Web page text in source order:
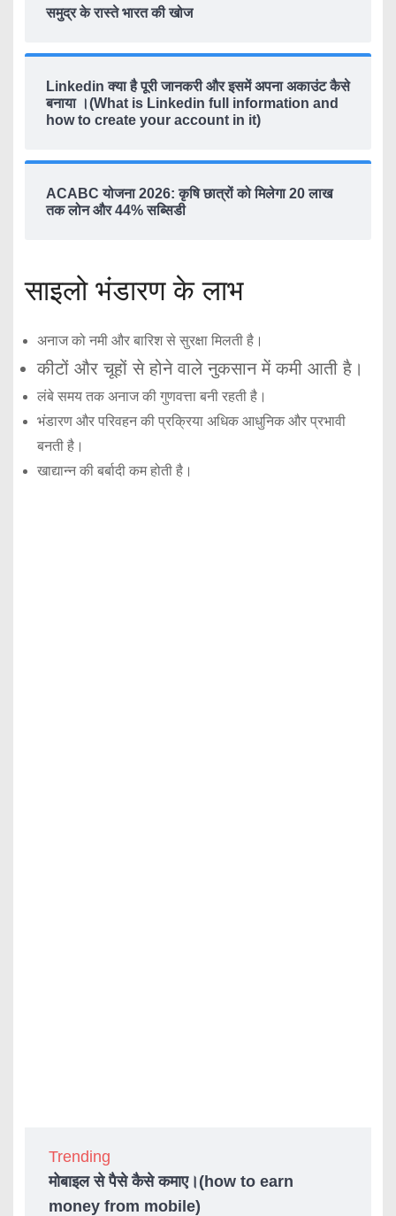
समुद्र के रास्ते भारत की खोज
Linkedin क्या है पूरी जानकरी और इसमें अपना अकाउंट कैसे
बनाया ।(What is Linkedin full information and
how to create your account in it)
ACABC योजना 2026: कृषि छात्रों को मिलेगा 20 लाख
तक लोन और 44% सब्सिडी
साइलो भंडारण के लाभ
अनाज को नमी और बारिश से सुरक्षा मिलती है।
कीटों और चूहों से होने वाले नुकसान में कमी आती है।
लंबे समय तक अनाज की गुणवत्ता बनी रहती है।
भंडारण और परिवहन की प्रक्रिया अधिक आधुनिक और प्रभावी
बनती है।
खाद्यान्न की बर्बादी कम होती है।
Trending
मोबाइल से पैसे कैसे कमाए।(how to earn
money from mobile)